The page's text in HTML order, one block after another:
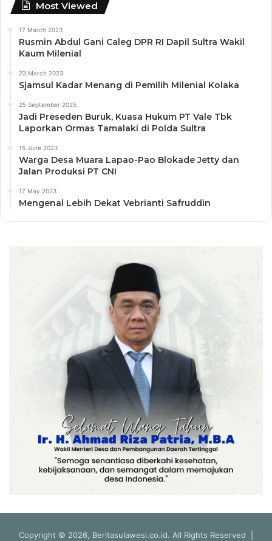
Most Viewed
17 March 2023
Rusmin Abdul Gani Caleg DPR RI Dapil Sultra Wakil
Kaum Milenial
23 March 2023
Sjamsul Kadar Menang di Pemilih Milenial Kolaka
25 September 2025
Jadi Preseden Buruk, Kuasa Hukum PT Vale Tbk
Laporkan Ormas Tamalaki di Polda Sultra
15 June 2023
Warga Desa Muara Lapao-Pao Blokade Jetty dan
Jalan Produksi PT CNI
17 May 2023
Mengenal Lebih Dekat Vebrianti Safruddin
Copyright © 2026, Beritasulawesi.co.id. All Rights Reserved |